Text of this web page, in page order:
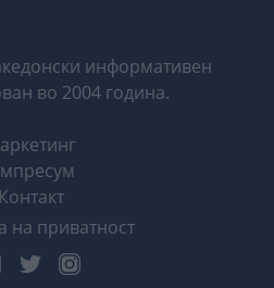
информативен
во 2004 година.
Контакт
на приватност